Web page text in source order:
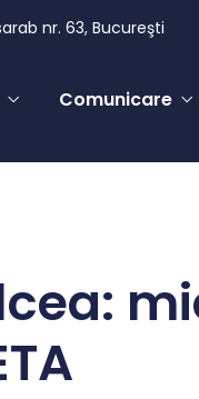
nr. 63, Bucureşti
Comunicare